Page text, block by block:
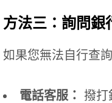
方法三：詢問銀
如果您無法自行查
電話客服：
撥打